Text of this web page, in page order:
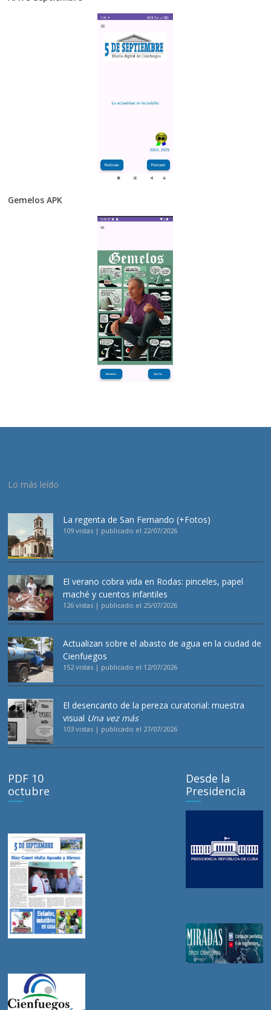
Gemelos APK
Lo más leído
La regenta de San Fernando (+Fotos)
109 vistas | publicado el 22/07/2026
El verano cobra vida en Rodas: pinceles, papel
maché y cuentos infantiles
126 vistas | publicado el 25/07/2026
Actualizan sobre el abasto de agua en la ciudad de
Cienfuegos
152 vistas | publicado el 12/07/2026
El desencanto de la pereza curatorial: muestra
visual Una vez más
103 vistas | publicado el 27/07/2026
PDF 10
octubre
Desde la
Presidencia